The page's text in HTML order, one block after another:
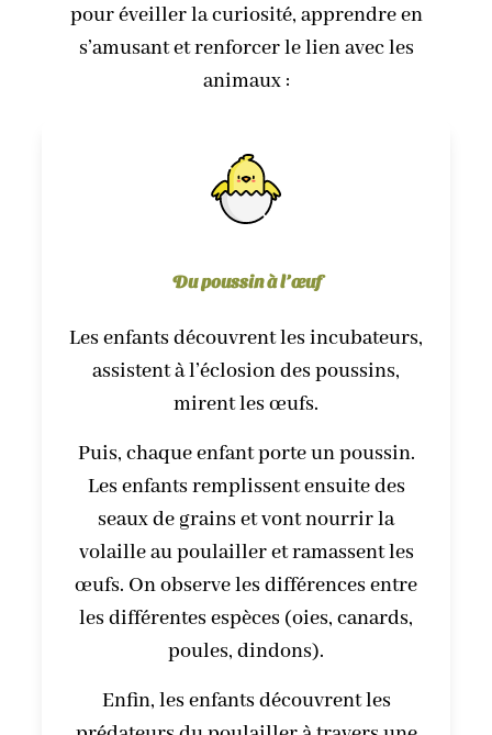
pour éveiller la curiosité, apprendre en
s’amusant et renforcer le lien avec les
animaux :
Du poussin à l’œuf
Les enfants découvrent les incubateurs,
assistent à l’éclosion des poussins,
mirent les œufs.
Puis, chaque enfant porte un poussin.
Les enfants remplissent ensuite des
seaux de grains et vont nourrir la
volaille au poulailler et ramassent les
œufs. On observe les différences entre
les différentes espèces (oies, canards,
poules, dindons).
Enfin, les enfants découvrent les